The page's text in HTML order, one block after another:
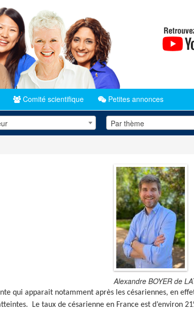
Comité scientifique Petites annonces
Par thème
Alexandre BOYER de
qui apparait notamment après les césariennes, en
Le taux de césarienne en France est d’environ